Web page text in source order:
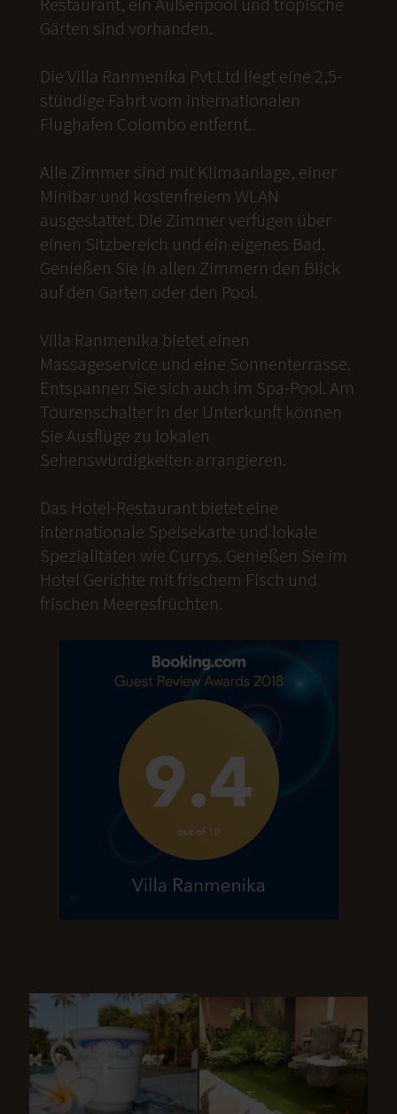
Gärten sind vorhanden.
Die Villa Ranmenika Pvt.Ltd liegt eine 2,5-
stündige Fahrt vom internationalen
Flughafen Colombo entfernt.
Alle Zimmer sind mit Klimaanlage, einer
Minibar und kostenfreiem WLAN
ausgestattet. Die Zimmer verfügen über
einen Sitzbereich und ein eigenes Bad.
Genießen Sie in allen Zimmern den Blick
auf den Garten oder den Pool.
Villa Ranmenika bietet einen
Massageservice und eine Sonnenterrasse.
Entspannen Sie sich auch im Spa-Pool. Am
Tourenschalter in der Unterkunft können
Sie Ausflüge zu lokalen
Sehenswürdigkeiten arrangieren.
Das Hotel-Restaurant bietet eine
internationale Speisekarte und lokale
Spezialitäten wie Currys. Genießen Sie im
Hotel Gerichte mit frischem Fisch und
frischen Meeresfrüchten.